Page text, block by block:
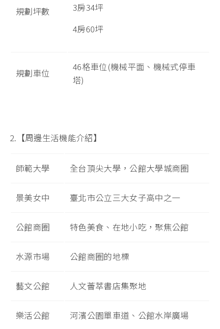
規劃坪數
3房34坪
4房60坪
規劃車位
46格車位(機械平面、機械式停車
塔)
2.【周邊生活機能介紹】
師範大學 全台頂尖大學，公館大學城商圈
景美女中 臺北市公立三大女子高中之一
公館商圈 特色美食、在地小吃，聚焦公館
水源市場 公館商圈的地標
藝文公館 人文薈萃書店集聚地
樂活公館 河濱公園單車道、公館水岸廣場